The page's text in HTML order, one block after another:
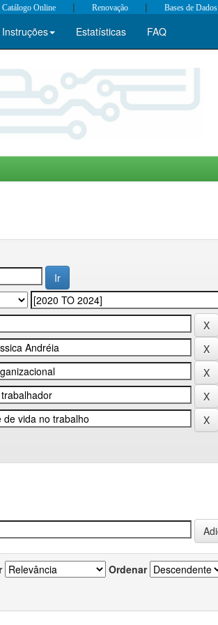
Catálogo Online | Renovação | Bases de Dados
Instruções Estatísticas FAQ
Ordenar